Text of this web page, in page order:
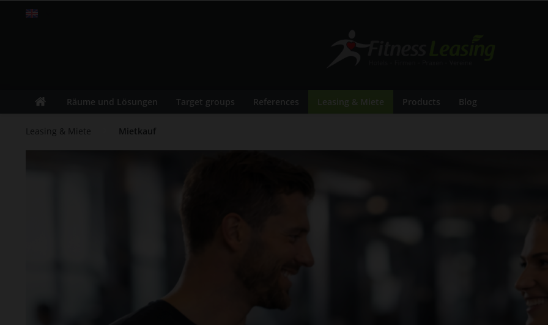
Räume und Lösungen Target groups References Leasing & Miete Products Blog
Leasing & Miete Mietkauf